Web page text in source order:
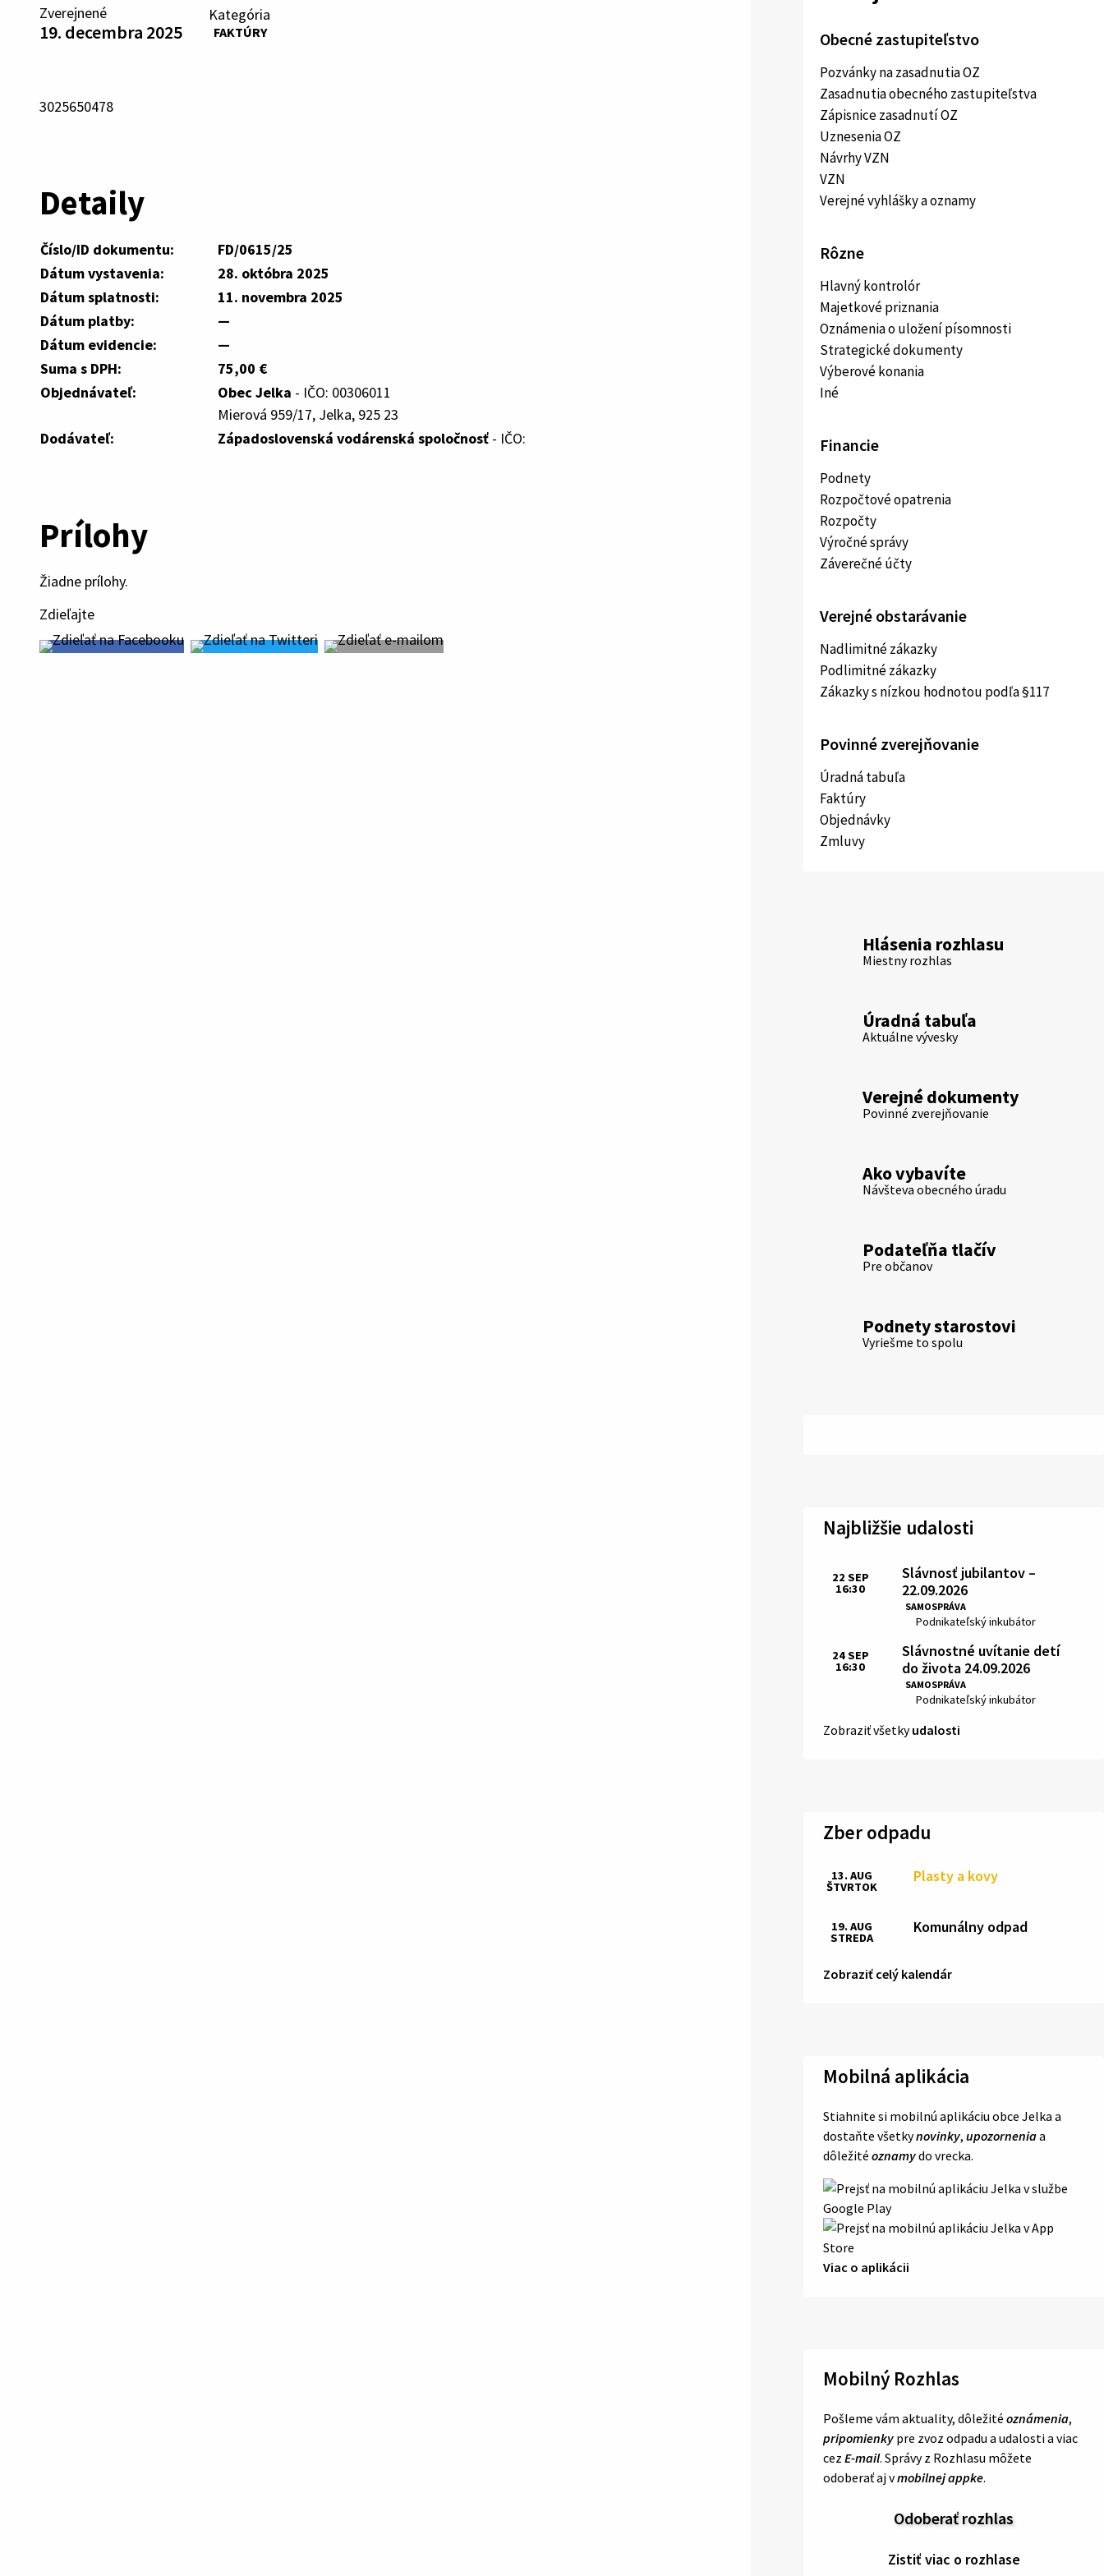
Zverejnené
19. decembra 2025
Kategória
FAKTÚRY
3025650478
Detaily
Číslo/ID dokumentu:
FD/0615/25
Dátum vystavenia:
28. októbra 2025
Dátum splatnosti:
11. novembra 2025
Dátum platby:
—
Dátum evidencie:
—
Suma s DPH:
75,00 €
Objednávateľ:
Obec Jelka - IČO: 00306011
Mierová 959/17, Jelka, 925 23
Dodávateľ:
Západoslovenská vodárenská spoločnosť - IČO:
Prílohy
Žiadne prílohy.
Zdieľajte
Obecné zastupiteľstvo
Pozvánky na zasadnutia OZ
Zasadnutia obecného zastupiteľstva
Zápisnice zasadnutí OZ
Uznesenia OZ
Návrhy VZN
VZN
Verejné vyhlášky a oznamy
Rôzne
Hlavný kontrolór
Majetkové priznania
Oznámenia o uložení písomnosti
Strategické dokumenty
Výberové konania
Iné
Financie
Podnety
Rozpočtové opatrenia
Rozpočty
Výročné správy
Záverečné účty
Verejné obstarávanie
Nadlimitné zákazky
Podlimitné zákazky
Zákazky s nízkou hodnotou podľa §117
Povinné zverejňovanie
Úradná tabuľa
Faktúry
Objednávky
Zmluvy
Hlásenia rozhlasu
Miestny rozhlas
Úradná tabuľa
Aktuálne vývesky
Verejné dokumenty
Povinné zverejňovanie
Ako vybavíte
Návšteva obecného úradu
Podateľňa tlačív
Pre občanov
Podnety starostovi
Vyriešme to spolu
Najbližšie udalosti
Slávnosť jubilantov –
22.09.2026
SAMOSPRÁVA
Miesto:
Podnikateľský inkubátor
Čas:
22 SEP
16:30
Slávnostné uvítanie detí
do života 24.09.2026
SAMOSPRÁVA
Miesto:
Podnikateľský inkubátor
Čas:
24SEP
16:30
Zobraziť všetkyudalosti
Zber odpadu
Plasty a kovy
13. AUG
ŠTVRTOK
Komunálny odpad
19. AUG
STREDA
Zobraziť celý kalendár
Mobilná aplikácia
Stiahnite si mobilnú aplikáciu obce Jelka a
dostaňte všetkynovinky, upozorneniaa
dôležité oznamydo vrecka.
Viac o aplikácii
Mobilný Rozhlas
Pošleme vám aktuality, dôležité oznámenia,
pripomienky pre zvoz odpadu a udalosti a viac
cez E-mail. Správy z Rozhlasu môžete
odoberať aj vmobilnej appke.
Odoberať rozhlas
Zistiť viac o rozhlase